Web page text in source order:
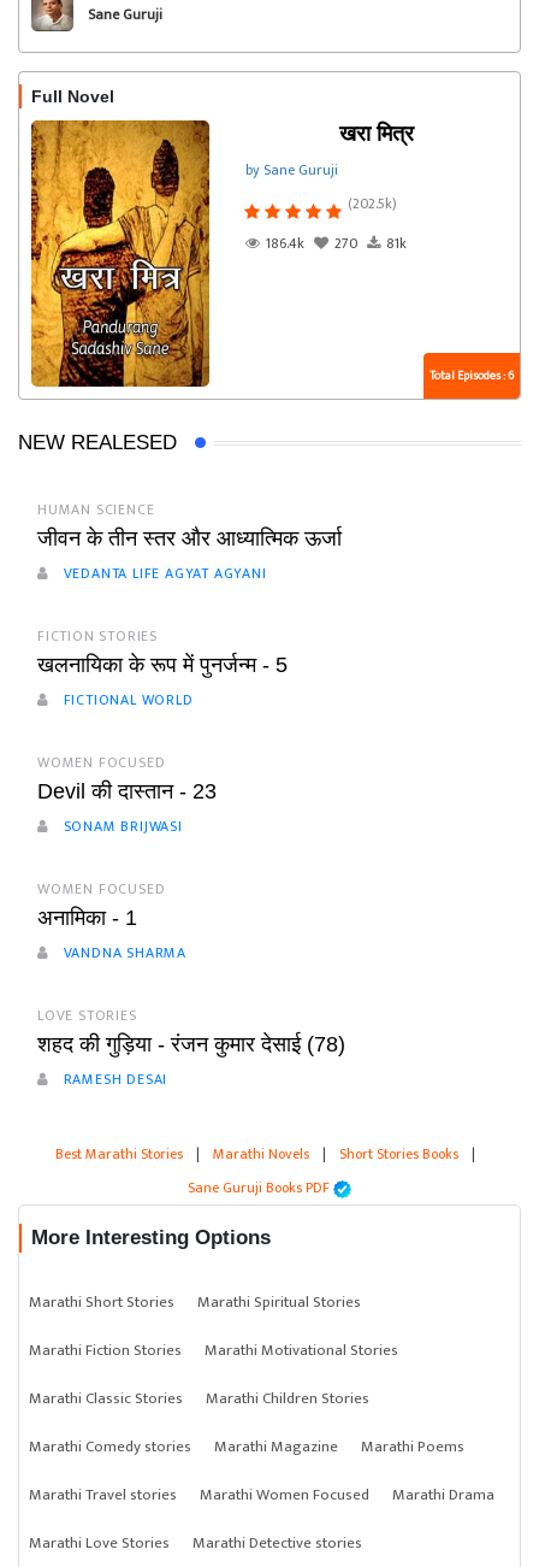
Sane Guruji
Full Novel
खरा मित्र
by Sane Guruji
(202.5k)
186.4k
270 81k
Total Episodes : 6
NEW REALESED
HUMAN SCIENCE
जीवन के तीन स्तर और आध्यात्मिक ऊर्जा
VEDANTA LIFE AGYAT AGYANI
FICTION STORIES
खलनायिका के रूप में पुनर्जन्म - 5
FICTIONAL WORLD
WOMEN FOCUSED
Devil की दास्तान - 23
SONAM BRIJWASI
WOMEN FOCUSED
अनामिका - 1
VANDNA SHARMA
LOVE STORIES
शहद की गुड़िया - रंजन कुमार देसाई (78)
RAMESH DESAI
Best Marathi Stories | Marathi Novels | Short Stories Books |
Sane Guruji Books PDF
More Interesting Options
Marathi Short Stories
Marathi Spiritual Stories
Marathi Fiction Stories
Marathi Motivational Stories
Marathi Classic Stories
Marathi Children Stories
Marathi Comedy stories
Marathi Magazine
Marathi Poems
Marathi Travel stories
Marathi Women Focused
Marathi Drama
Marathi Love Stories
Marathi Detective stories